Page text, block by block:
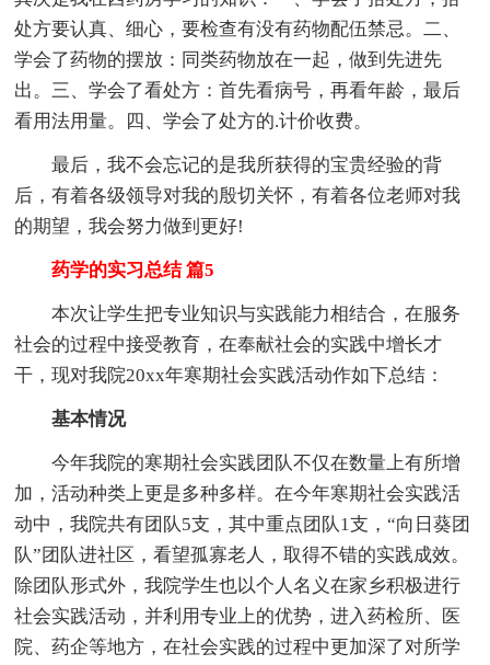
处方要认真、细心，要检查有没有药物配伍禁忌。二、
学会了药物的摆放：同类药物放在一起，做到先进先
出。三、学会了看处方：首先看病号，再看年龄，最后
看用法用量。四、学会了处方的.计价收费。
最后，我不会忘记的是我所获得的宝贵经验的背
后，有着各级领导对我的殷切关怀，有着各位老师对我
的期望，我会努力做到更好!
药学的实习总结 篇5
本次让学生把专业知识与实践能力相结合，在服务
社会的过程中接受教育，在奉献社会的实践中增长才
干，现对我院20xx年寒期社会实践活动作如下总结：
基本情况
今年我院的寒期社会实践团队不仅在数量上有所增
加，活动种类上更是多种多样。在今年寒期社会实践活
动中，我院共有团队5支，其中重点团队1支，“向日葵团
队”团队进社区，看望孤寡老人，取得不错的实践成效。
除团队形式外，我院学生也以个人名义在家乡积极进行
社会实践活动，并利用专业上的优势，进入药检所、医
院、药企等地方，在社会实践的过程中更加深了对所学